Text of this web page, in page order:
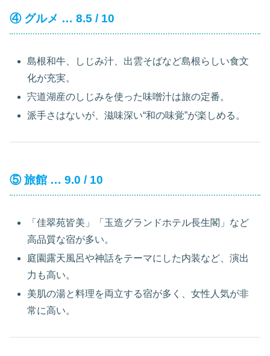
④ グルメ … 8.5 / 10
島根和牛、しじみ汁、出雲そばなど島根らしい食文
化が充実。
宍道湖産のしじみを使った味噌汁は旅の定番。
派手さはないが、滋味深い“和の味覚”が楽しめる。
⑤ 旅館 … 9.0 / 10
「佳翠苑皆美」「玉造グランドホテル長生閣」など
高品質な宿が多い。
庭園露天風呂や神話をテーマにした内装など、演出
力も高い。
美肌の湯と料理を両立する宿が多く、女性人気が非
常に高い。